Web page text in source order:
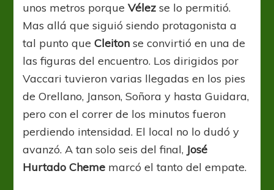
unos metros porqueVélez se lo permitió.
Mas allá que siguió siendo protagonista a
tal punto queCleiton se convirtió en una de
las figuras del encuentro. Los dirigidos por
Vaccari tuvieron varias llegadas en los pies
de Orellano, Janson, Soñora y hasta Guidara,
pero con el correr de los minutos fueron
perdiendo intensidad. El local no lo dudó y
avanzó. A tan solo seis del final, José
Hurtado Cheme marcó el tanto del empate.